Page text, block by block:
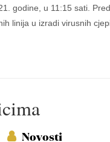
godine, u 11:15 sati.
linija u izradi virusnih
Novosti